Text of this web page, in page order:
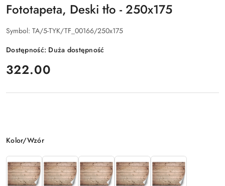
Fototapeta, Deski tło - 250x175
Symbol: TA/5-TYK/TF_00166/250x175
Dostępność: Duża dostępność
cena:
322.00
Wariant
Kolor/Wzór